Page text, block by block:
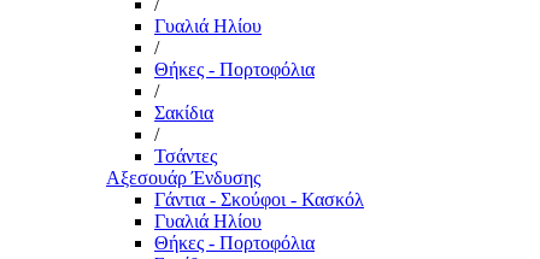
/
Γυαλιά Ηλίου
/
Θήκες - Πορτοφόλια
/
Σακίδια
/
Τσάντες
Αξεσουάρ Ένδυσης
Γάντια - Σκούφοι - Κασκόλ
Γυαλιά Ηλίου
Θήκες - Πορτοφόλια